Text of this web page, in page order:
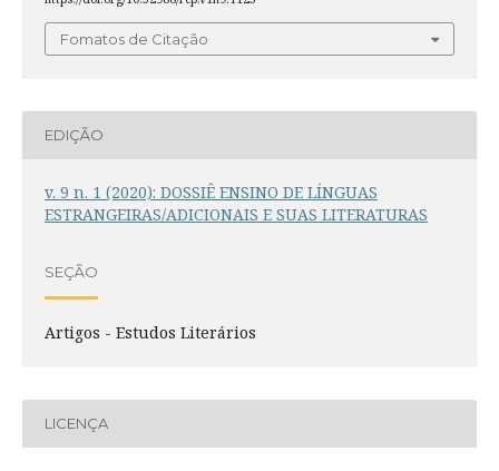
Fomatos de Citação
EDIÇÃO
v. 9 n. 1 (2020): DOSSIÊ ENSINO DE LÍNGUAS
ESTRANGEIRAS/ADICIONAIS E SUAS LITERATURAS
SEÇÃO
Artigos - Estudos Literários
LICENÇA